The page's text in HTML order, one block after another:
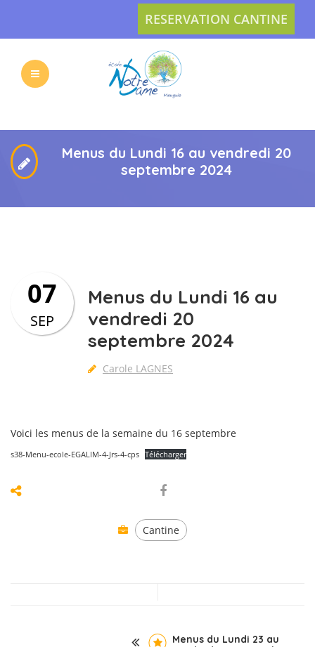
RESERVATION CANTINE
L’ECOLE
VIE
L’APEL
ACTUS
Menus du Lundi 16 au vendredi 20
septembre 2024
Menus du Lundi 16 au
vendredi 20
septembre 2024
Carole LAGNES
07
SEP
Voici les menus de la semaine du 16 septembre
s38-Menu-ecole-EGALIM-4-Jrs-4-cps Télécharger
Cantine
Menus du Lundi 23 au